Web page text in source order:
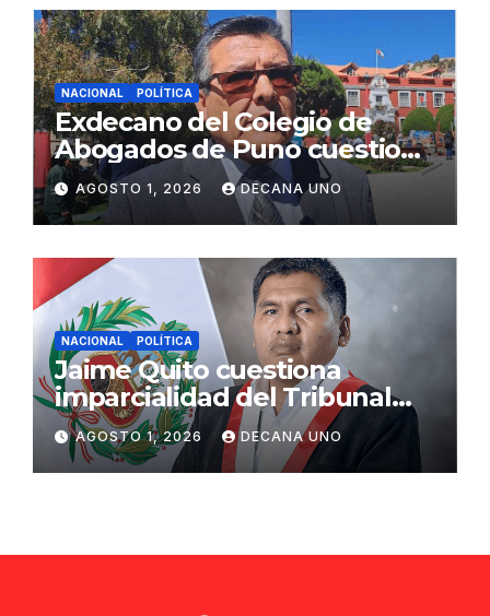
NACIONAL POLÍTICA
Exdecano del Colegio de
Abogados de Puno cuestiona
propuestas sobre seguridad
ciudadana
AGOSTO 1, 2026 DECANA UNO
NACIONAL POLÍTICA
Jaime Quito cuestiona
imparcialidad del Tribunal
Constitucional tras liberación
de Ollanta Humala
AGOSTO 1, 2026 DECANA UNO